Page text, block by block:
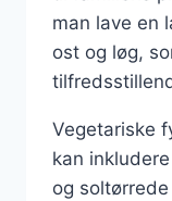
man lave en
ost og løg,
Vegetariske
kan
og